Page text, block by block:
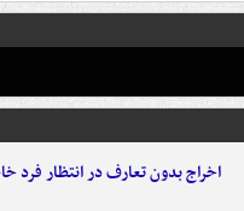
اخراج بدون تعارف در انتظار فرد